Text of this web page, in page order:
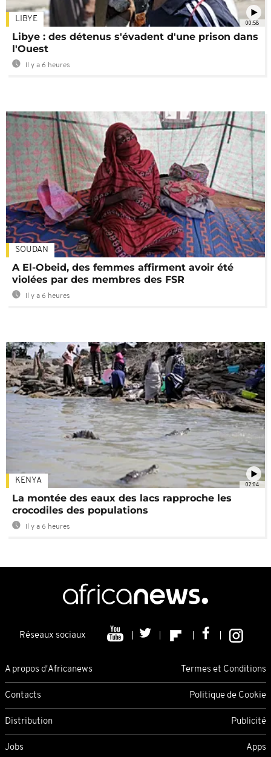
00:58
LIBYE
Libye : des détenus s'évadent d'une prison dans
l'Ouest
Il y a 6 heures
SOUDAN
A El-Obeid, des femmes affirment avoir été
violées par des membres des FSR
Il y a 6 heures
02:04
KENYA
La montée des eaux des lacs rapproche les
crocodiles des populations
Il y a 6 heures
Réseaux sociaux
A propos d'Africanews Termes et Conditions
Contacts Politique de Cookie
Distribution Publicité
Jobs Apps